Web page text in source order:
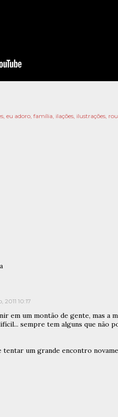
eu adoro família ilações ilustrações
10:17
em um montão de gente, mas a
sempre tem alguns que não
tentar um grande encontro